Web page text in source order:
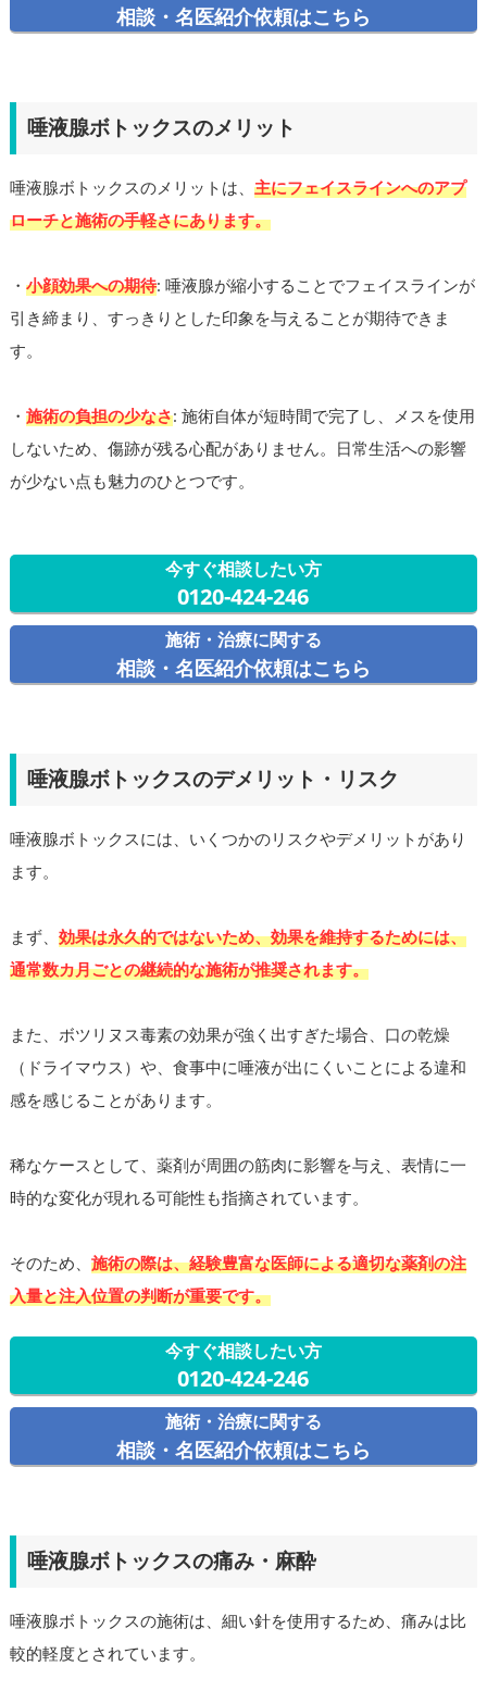
相談・名医紹介依頼はこちら
唾液腺ボトックスのメリット
唾液腺ボトックスのメリットは、 主にフェイスラインへのアプ
ローチと施術の手軽さにあります。
・ 小顔効果への期待: 唾液腺が縮小することでフェイスラインが
引き締まり、すっきりとした印象を与えることが期待できま
す。
・ 施術の負担の少なさ: 施術自体が短時間で完了し、メスを使用
しないため、傷跡が残る心配がありません。日常生活への影響
が少ない点も魅力のひとつです。
今すぐ相談したい方
0120-424-246
施術・治療に関する
相談・名医紹介依頼はこちら
唾液腺ボトックスのデメリット・リスク
唾液腺ボトックスには、いくつかのリスクやデメリットがあり
ます。
まず、 効果は永久的ではないため、効果を維持するためには、
通常数カ月ごとの継続的な施術が推奨されます。
また、ボツリヌス毒素の効果が強く出すぎた場合、口の乾燥
（ドライマウス）や、食事中に唾液が出にくいことによる違和
感を感じることがあります。
稀なケースとして、薬剤が周囲の筋肉に影響を与え、表情に一
時的な変化が現れる可能性も指摘されています。
そのため、 施術の際は、経験豊富な医師による適切な薬剤の注
入量と注入位置の判断が重要です。
今すぐ相談したい方
0120-424-246
施術・治療に関する
相談・名医紹介依頼はこちら
唾液腺ボトックスの痛み・麻酔
唾液腺ボトックスの施術は、細い針を使用するため、痛みは比
較的軽度とされています。